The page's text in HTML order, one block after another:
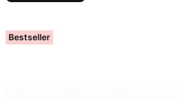
Bestseller